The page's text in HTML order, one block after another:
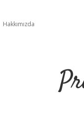
Hakkımızda